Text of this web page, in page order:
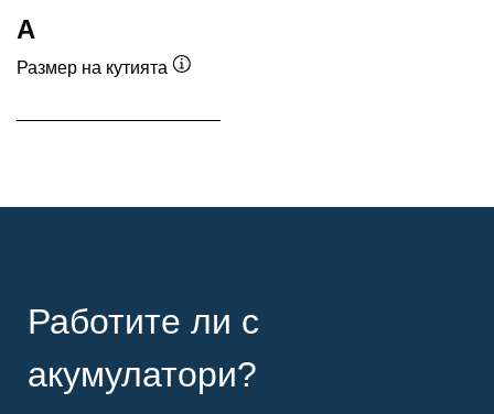
A
Размер на кутията
Работите ли с
акумулатори?